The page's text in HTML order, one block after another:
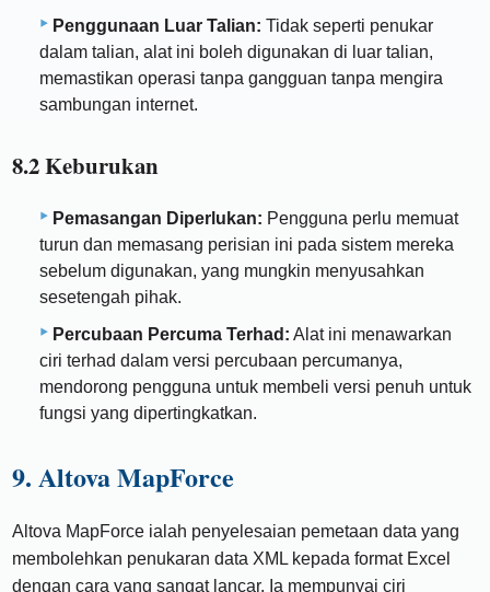
Penggunaan Luar Talian: Tidak seperti penukar
dalam talian, alat ini boleh digunakan di luar talian,
memastikan operasi tanpa gangguan tanpa mengira
sambungan internet.
8.2 Keburukan
Pemasangan Diperlukan: Pengguna perlu memuat
turun dan memasang perisian ini pada sistem mereka
sebelum digunakan, yang mungkin menyusahkan
sesetengah pihak.
Percubaan Percuma Terhad: Alat ini menawarkan
ciri terhad dalam versi percubaan percumanya,
mendorong pengguna untuk membeli versi penuh untuk
fungsi yang dipertingkatkan.
9. Altova MapForce
Altova MapForce ialah penyelesaian pemetaan data yang
membolehkan penukaran data XML kepada format Excel
dengan cara yang sangat lancar. Ia mempunyai ciri